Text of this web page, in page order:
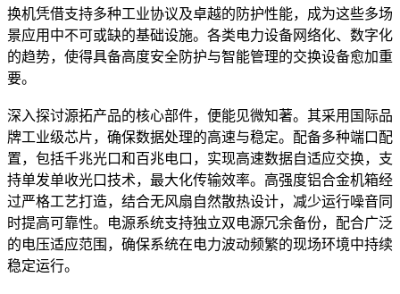
换机凭借支持多种工业协议及卓越的防护性能，成为这些多场
景应用中不可或缺的基础设施。各类电力设备网络化、数字化
的趋势，使得具备高度安全防护与智能管理的交换设备愈加重
要。
深入探讨源拓产品的核心部件，便能见微知著。其采用国际品
牌工业级芯片，确保数据处理的高速与稳定。配备多种端口配
置，包括千兆光口和百兆电口，实现高速数据自适应交换，支
持单发单收光口技术，最大化传输效率。高强度铝合金机箱经
过严格工艺打造，结合无风扇自然散热设计，减少运行噪音同
时提高可靠性。电源系统支持独立双电源冗余备份，配合广泛
的电压适应范围，确保系统在电力波动频繁的现场环境中持续
稳定运行。